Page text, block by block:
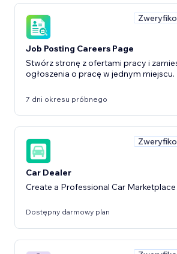
Job Posting Careers Page
Stwórz stronę z ofertami pracy i
ogłoszenia o pracę w jednym miejscu.
7 dni okresu próbnego
Car Dealer
Create a Professional Car Marketplace
Dostępny darmowy plan